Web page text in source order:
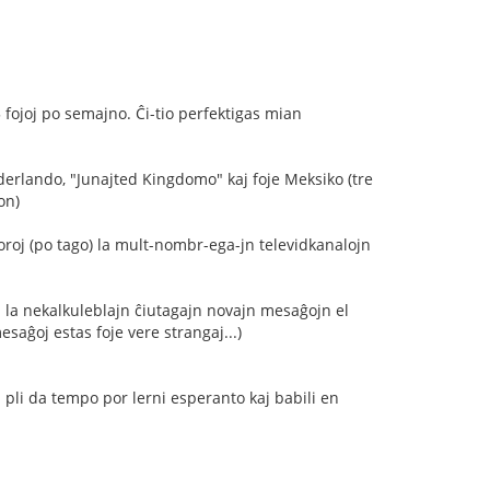
po semajno. Ĉi-tio perfektigas mian
"Junajted Kingdomo" kaj foje Meksiko (tre
(po tago) la mult-nombr-ega-jn televidkanalojn
nekalkuleblajn ĉiutagajn novajn mesaĝojn el
estas foje vere strangaj...)
da tempo por lerni esperanto kaj babili en